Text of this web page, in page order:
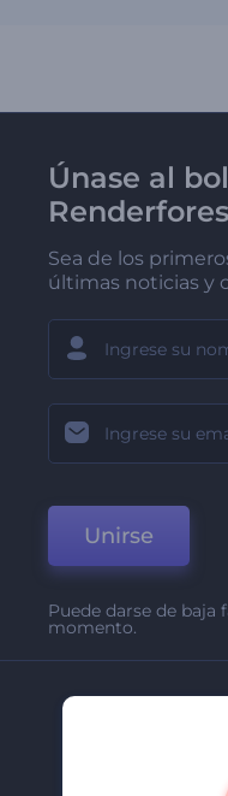
Únase al
Sea de los
últimas noticias y
Unirse
Puede darse de
momento.